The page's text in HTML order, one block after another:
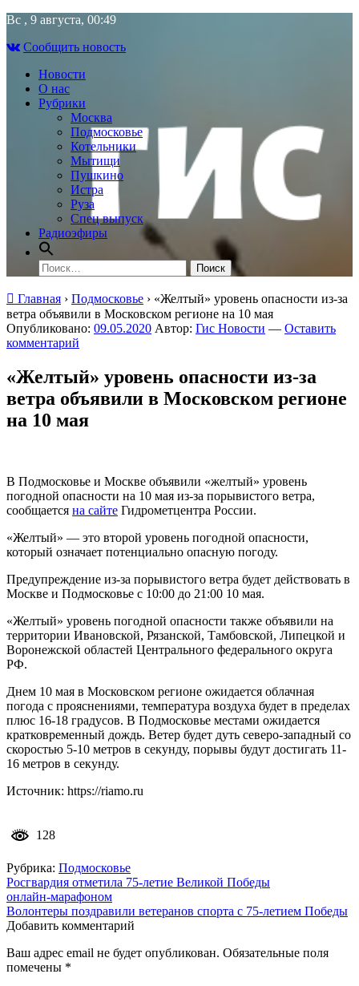
Skip
content
Вс , 9 августа, 00:49
Сообщить новость
Новости
О нас
Рубрики
Москва
Подмосковье
Котельники
Мытищи
Пушкино
Истра
Руза
Спец выпуск
Радиоэфиры
Найти:
Главная › Подмосковье › «Желтый» уровень опасности из‑за
ветра объявили в Московском регионе на 10 мая
Опубликовано: 09.05.2020 Автор: Гис Новости — Оставить
комментарий
«Желтый» уровень опасности из‑за
ветра объявили в Московском регионе
на 10 мая
В Подмосковье и Москве объявили «желтый» уровень
погодной опасности на 10 мая из-за порывистого ветра,
сообщается на сайте Гидрометцентра России.
«Желтый» — это второй уровень погодной опасности,
который означает потенциально опасную погоду.
Предупреждение из-за порывистого ветра будет действовать в
Москве и Подмосковье с 10:00 до 21:00 10 мая.
«Желтый» уровень погодной опасности также объявили на
территории Ивановской, Рязанской, Тамбовской, Липецкой и
Воронежской областей Центрального федерального округа
РФ.
Днем 10 мая в Московском регионе ожидается облачная
погода с прояснениями, температура воздуха будет в пределах
плюс 16-18 градусов. В Подмосковье местами ожидается
кратковременный дождь. Ветер будет дуть северо-западный со
скоростью 5-10 метров в секунду, порывы будут достигать 11-
16 метров в секунду.
Источник: https://riamo.ru
128
Рубрика: Подмосковье
Навигация
по
записям
Росгвардия отметила 75‑летие Великой Победы
онлайн‑марафоном
Волонтеры поздравили ветеранов спорта с 75‑летием Победы
Добавить комментарий
Ваш адрес email не будет опубликован. Обязательные поля
помечены *